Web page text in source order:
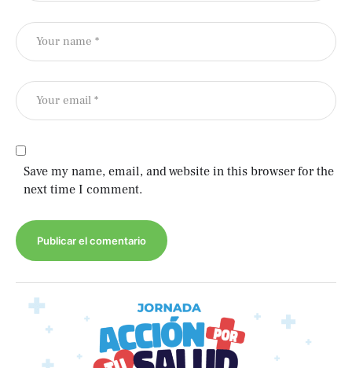
Save my name, email, and website in this browser for the
next time I comment.